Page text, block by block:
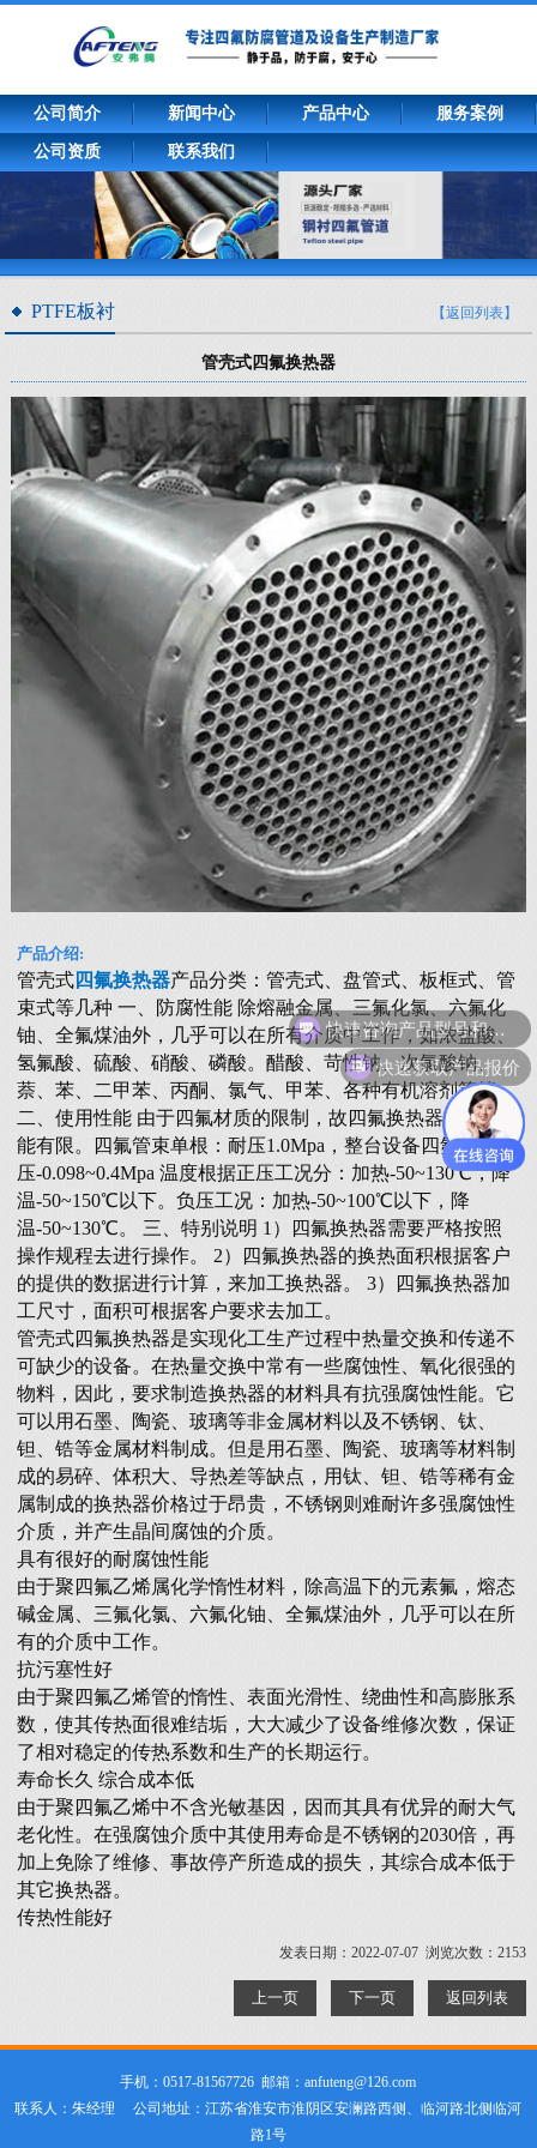
公司简介 新闻中心 产品中心 服务案例
公司资质 联系我们
PTFE板衬 【返回列表】
管壳式四氟换热器
产品介绍:
管壳式四氟换热器产品分类：管壳式、盘管式、板框式、管
束式等几种 一、防腐性能 除熔融金属、三氟化氯、六氟化
铀、全氟煤油外，几乎可以在所有介质中工作，如浓盐酸、
氢氟酸、硫酸、硝酸、磷酸。醋酸、苛性钠、次氯酸钠、
萘、苯、二甲苯、丙酮、氯气、甲苯、各种有机溶剂等等。
二、使用性能 由于四氟材质的限制，故四氟换热器的耐压性
能有限。四氟管束单根：耐压1.0Mpa，整台设备四氟管束耐
压-0.098~0.4Mpa 温度根据正压工况分：加热-50~130℃，降
温-50~150℃以下。负压工况：加热-50~100℃以下，降
温-50~130℃。 三、特别说明 1）四氟换热器需要严格按照
操作规程去进行操作。 2）四氟换热器的换热面积根据客户
的提供的数据进行计算，来加工换热器。 3）四氟换热器加
工尺寸，面积可根据客户要求去加工。
管壳式四氟换热器是实现化工生产过程中热量交换和传递不
可缺少的设备。在热量交换中常有一些腐蚀性、氧化很强的
物料，因此，要求制造换热器的材料具有抗强腐蚀性能。它
可以用石墨、陶瓷、玻璃等非金属材料以及不锈钢、钛、
钽、锆等金属材料制成。但是用石墨、陶瓷、玻璃等材料制
成的易碎、体积大、导热差等缺点，用钛、钽、锆等稀有金
属制成的换热器价格过于昂贵，不锈钢则难耐许多强腐蚀性
介质，并产生晶间腐蚀的介质。
具有很好的耐腐蚀性能
由于聚四氟乙烯属化学惰性材料，除高温下的元素氟，熔态
碱金属、三氟化氯、六氟化铀、全氟煤油外，几乎可以在所
有的介质中工作。
抗污塞性好
由于聚四氟乙烯管的惰性、表面光滑性、绕曲性和高膨胀系
数，使其传热面很难结垢，大大减少了设备维修次数，保证
了相对稳定的传热系数和生产的长期运行。
寿命长久 综合成本低
由于聚四氟乙烯中不含光敏基因，因而其具有优异的耐大气
老化性。在强腐蚀介质中其使用寿命是不锈钢的2030倍，再
加上免除了维修、事故停产所造成的损失，其综合成本低于
其它换热器。
传热性能好
发表日期：2022-07-07 浏览次数：2153
上一页 下一页 返回列表
手机：0517-81567726 邮箱：anfuteng@126.com
联系人：朱经理 公司地址：江苏省淮安市淮阴区安澜路西侧、临河路北侧临河
路1号
快速获取产品报价
快速咨询产品型号和报价